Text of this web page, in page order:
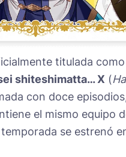
titulada como
shiteshimatta… X (
con doce
el mismo equipo
se estrenó